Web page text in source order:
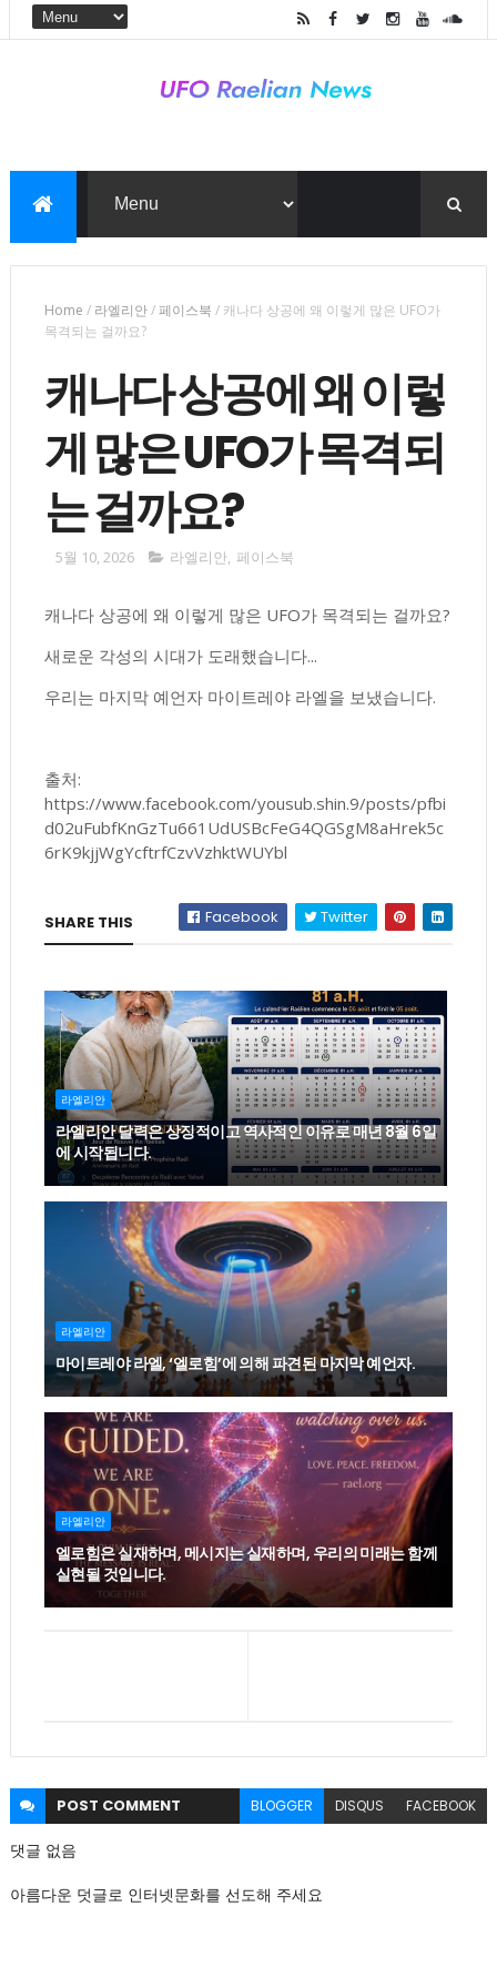
Home / 라엘리안/페이스북 / 캐나다 상공에 왜 이렇게 많은 UFO가
목격되는 걸까요?
캐나다 상공에 왜 이렇
게 많은 UFO가 목격되
는 걸까요?
5월 10, 2026 라엘리안, 페이스북
캐나다 상공에 왜 이렇게 많은 UFO가 목격되는 걸까요?
새로운 각성의 시대가 도래했습니다...
우리는 마지막 예언자 마이트레야 라엘을 보냈습니다.
출처:
https://www.facebook.com/yousub.shin.9/posts/pfbi
d02uFubfKnGzTu661UdUSBcFeG4QGSgM8aHrek5c
6rK9kjjWgYcftrfCzvVzhktWUYbl
SHARE THIS Facebook Twitter
라엘리안
라엘리안 달력은 상징적이고 역사적인 이유로 매년 8월 6일
에 시작됩니다.
라엘리안
마이트레야 라엘, ‘엘로힘’에 의해 파견된 마지막 예언자.
라엘리안
엘로힘은 실재하며, 메시지는 실재하며, 우리의 미래는 함께
실현될 것입니다.
POST COMMENT BLOGGER DISQUS FACEBOOK
댓글 없음
아름다운 덧글로 인터넷문화를 선도해 주세요